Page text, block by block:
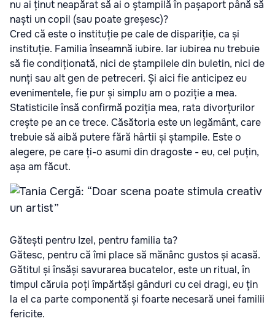
nu ai ținut neapărat să ai o ștampilă în pașaport până să
naști un copil (sau poate greșesc)?
Cred că este o instituție pe cale de dispariție, ca și
instituție. Familia înseamnă iubire. Iar iubirea nu trebuie
să fie condiționată, nici de ștampilele din buletin, nici de
nunți sau alt gen de petreceri. Și aici fie anticipez eu
evenimentele, fie pur și simplu am o poziție a mea.
Statisticile însă confirmă poziția mea, rata divorțurilor
crește pe an ce trece. Căsătoria este un legământ, care
trebuie să aibă putere fără hârtii și ștampile. Este o
alegere, pe care ți-o asumi din dragoste - eu, cel puțin,
așa am făcut.
Gătești pentru Izel, pentru familia ta?
Gătesc, pentru că îmi place să mănânc gustos și acasă.
Gătitul și însăși savurarea bucatelor, este un ritual, în
timpul căruia poți împărtăși gânduri cu cei dragi, eu țin
la el ca parte componentă și foarte necesară unei familii
fericite.